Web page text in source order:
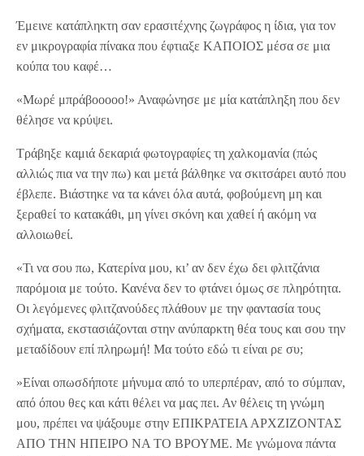
Έμεινε κατάπληκτη σαν ερασιτέχνης ζωγράφος η ίδια, για τον
εν μικρογραφία πίνακα που έφτιαξε ΚΑΠΟΙΟΣ μέσα σε μια
κούπα του καφέ…
«Μωρέ μπράβοοοοο!» Αναφώνησε με μία κατάπληξη που δεν
θέλησε να κρύψει.
Τράβηξε καμιά δεκαριά φωτογραφίες τη χαλκομανία (πώς
αλλιώς πια να την πω) και μετά βάλθηκε να σκιτσάρει αυτό που
έβλεπε. Βιάστηκε να τα κάνει όλα αυτά, φοβούμενη μη και
ξεραθεί το κατακάθι, μη γίνει σκόνη και χαθεί ή ακόμη να
αλλοιωθεί.
«Τι να σου πω, Κατερίνα μου, κι’ αν δεν έχω δει φλιτζάνια
παρόμοια με τούτο. Κανένα δεν το φτάνει όμως σε πληρότητα.
Οι λεγόμενες φλιτζανούδες πλάθουν με την φαντασία τους
σχήματα, εκστασιάζονται στην ανύπαρκτη θέα τους και σου την
μεταδίδουν επί πληρωμή! Μα τούτο εδώ τι είναι ρε συ;
»Είναι οπωσδήποτε μήνυμα από το υπερπέραν, από το σύμπαν,
από όπου θες και κάτι θέλει να μας πει. Αν θέλεις τη γνώμη
μου, πρέπει να ψάξουμε στην ΕΠΙΚΡΑΤΕΙΑ ΑΡΧΖΙΖΟΝΤΑΣ
ΑΠΟ ΤΗΝ ΗΠΕΙΡΟ ΝΑ ΤΟ ΒΡΟΥΜΕ. Με γνώμονα πάντα